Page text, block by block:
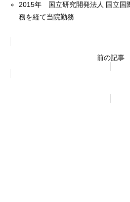
2015年 国立研究開発法人 国立国
務を経て当院勤務
前の記事